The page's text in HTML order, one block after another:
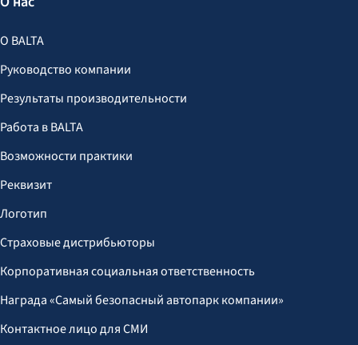
О BALTA
Руководство компании
Результаты производительности
Работа в BALTA
Возможности практики
Реквизит
Логотип
Страховые дистрибьюторы
Корпоративная социальная ответственность
Награда «Самый безопасный автопарк компании»
Контактное лицо для СМИ